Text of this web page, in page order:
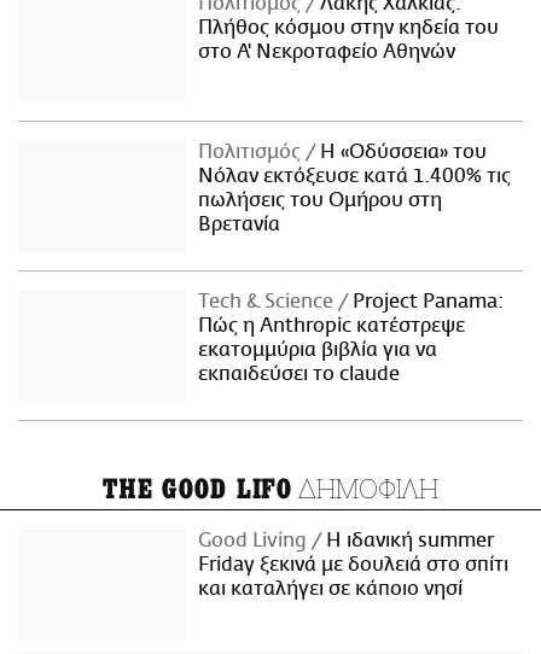
Πλήθος κόσμου στην κηδεία του
στο Α' Νεκροταφείο Αθηνών
Πολιτισμός
Η «Οδύσσεια» του
Νόλαν εκτόξευσε κατά 1.400% τις
πωλήσεις του Ομήρου στη
Βρετανία
Τech & Science
Project Panama:
Πώς η Anthropic κατέστρεψε
εκατομμύρια βιβλία για να
εκπαιδεύσει το claude
THE GOOD LIFO ΔΗΜΟΦΙΛΗ
Good Living
Η ιδανική summer
Friday ξεκινά με δουλειά στο σπίτι
και καταλήγει σε κάποιο νησί